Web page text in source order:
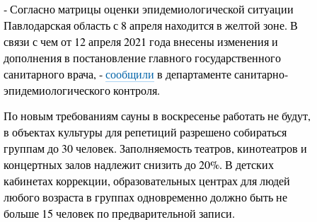
- Согласно матрицы оценки эпидемиологической ситуации
Павлодарская область с 8 апреля находится в желтой зоне. В
связи с чем от 12 апреля 2021 года внесены изменения и
дополнения в постановление главного государственного
санитарного врача, -сообщили в департаменте санитарно-
эпидемиологического контроля.
По новым требованиям сауны в воскресенье работать не будут,
в объектах культуры для репетиций разрешено собираться
группам до 30 человек. Заполняемость театров, кинотеатров и
концертных залов надлежит снизить до 20%. В детских
кабинетах коррекции, образовательных центрах для людей
любого возраста в группах одновременно должно быть не
больше 15 человек по предварительной записи.